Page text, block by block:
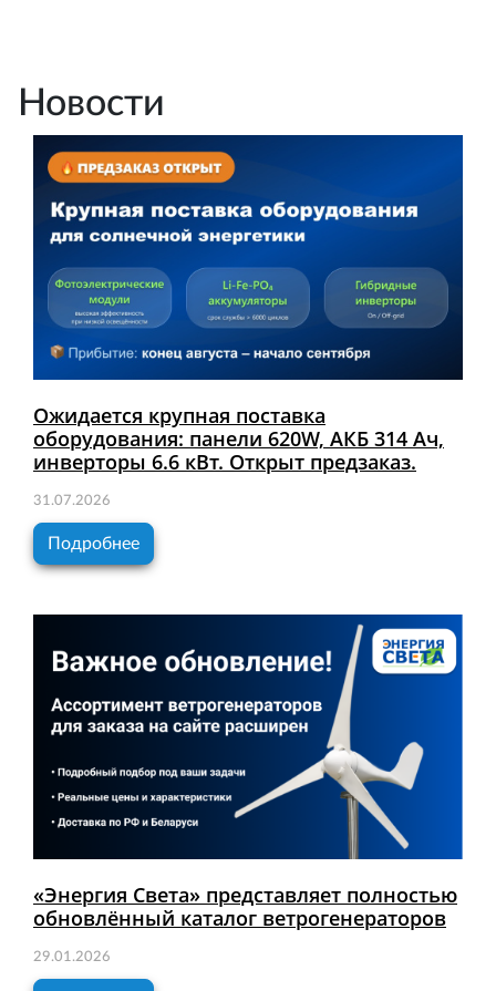
Новости
Ожидается крупная поставка
оборудования: панели 620W, АКБ 314 Ач,
инверторы 6.6 кВт. Открыт предзаказ.
31.07.2026
Подробнее
«Энергия Света» представляет полностью
обновлённый каталог ветрогенераторов
29.01.2026